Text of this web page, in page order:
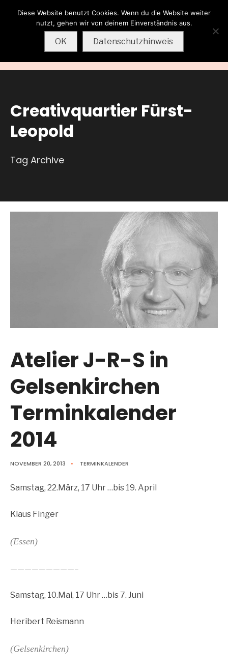
Wolfgang
Sternkopf
Creativquartier Fürst-
Leopold
Tag Archive
Atelier J-R-S in
Gelsenkirchen
Terminkalender
2014
NOVEMBER 20, 2013 • TERMINKALENDER
Samstag, 22.März, 17 Uhr …bis 19. April
Klaus Finger
(Essen)
—————————–
Samstag, 10.Mai, 17 Uhr …bis 7. Juni
Heribert Reismann
(Gelsenkirchen)
Diese Website benutzt Cookies. Wenn du die Website weiter
nutzt, gehen wir von deinem Einverständnis aus.
OK Datenschutzhinweis